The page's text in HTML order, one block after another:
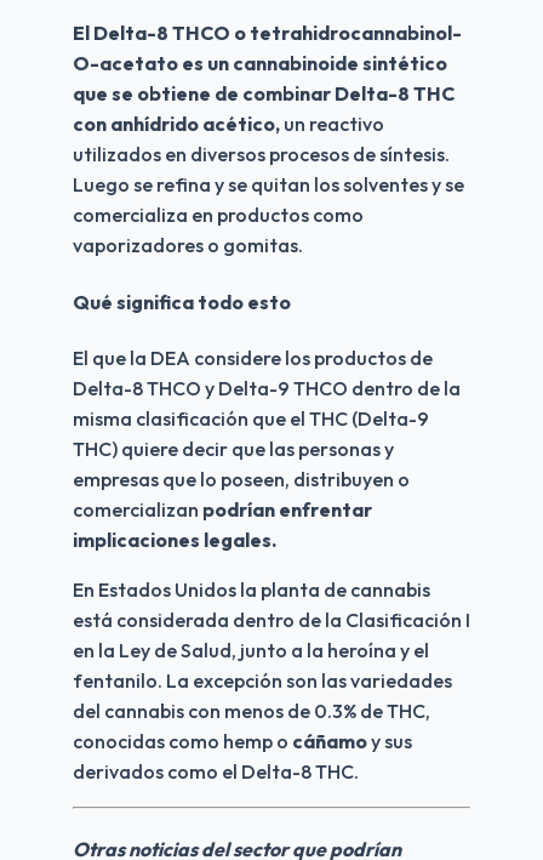
El Delta-8 THCO o tetrahidrocannabinol-
O-acetato es un cannabinoide sintético
que se obtiene de combinar Delta-8 THC
con anhídrido acético, un reactivo
utilizados en diversos procesos de síntesis.
Luego se refina y se quitan los solventes y se
comercializa en productos como
vaporizadores o gomitas.
Qué significa todo esto
El que la DEA considere los productos de
Delta-8 THCO y Delta-9 THCO dentro de la
misma clasificación que el THC (Delta-9
THC) quiere decir que las personas y
empresas que lo poseen, distribuyen o
comercializan podrían enfrentar
implicaciones legales.
En Estados Unidos la planta de cannabis
está considerada dentro de la Clasificación I
en la Ley de Salud, junto a la heroína y el
fentanilo. La excepción son las variedades
del cannabis con menos de 0.3% de THC,
conocidas como hemp o cáñamo y sus
derivados como el Delta-8 THC.
Otras noticias del sector que podrían